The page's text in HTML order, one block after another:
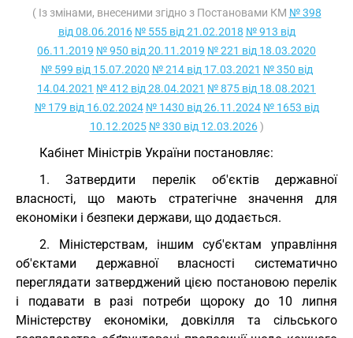
( Із змінами, внесеними згідно з Постановами КМ № 398
від 08.06.2016 № 555 від 21.02.2018 № 913 від
06.11.2019 № 950 від 20.11.2019 № 221 від 18.03.2020
№ 599 від 15.07.2020 № 214 від 17.03.2021 № 350 від
14.04.2021 № 412 від 28.04.2021 № 875 від 18.08.2021
№ 179 від 16.02.2024 № 1430 від 26.11.2024 № 1653 від
10.12.2025 № 330 від 12.03.2026)
Кабінет Міністрів України постановляє:
1. Затвердити перелік об'єктів державної
власності, що мають стратегічне значення для
економіки і безпеки держави, що додається.
2. Міністерствам, іншим суб'єктам управління
об'єктами державної власності систематично
переглядати затверджений цією постановою перелік
і подавати в разі потреби щороку до 10 липня
Міністерству економіки, довкілля та сільського